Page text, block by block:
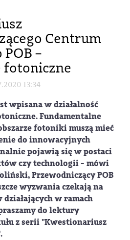
Centrum
–
fotoniczne
13:34
wpisana w działalność
Fundamentalne
fotoniki muszą mieć
do innowacyjnych
pojawią się w postaci
czy technologii - mówi
Przewodniczący POB
wyzwania czekają na
w ramach
do lektury
z serii "Kwestionariusz